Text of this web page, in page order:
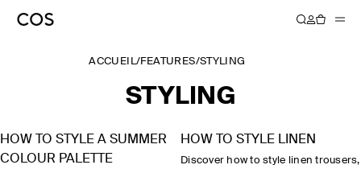
ACCUEIL/FEATURES/STYLING
STYLING
HOW TO STYLE A SUMMER
COLOUR PALETTE
HOW TO STYLE LINEN
Discover how to style linen trousers,